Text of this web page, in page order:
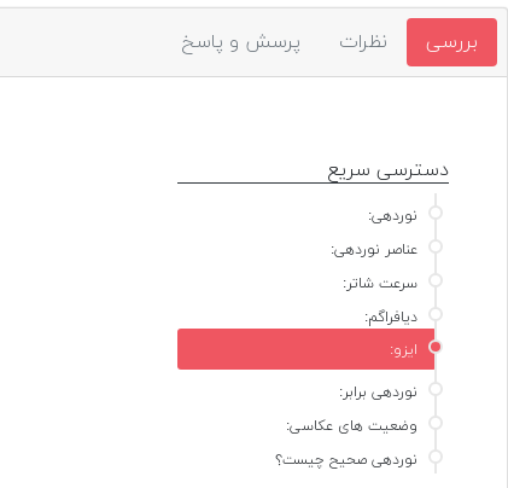
بررسی نظرات پرسش و پاسخ
دسترسی سریع
نوردهی:
عناصر نوردهی:
سرعت شاتر:
دیافراگم:
ایزو:
نوردهی برابر:
وضعیت های عکاسی:
نوردهی صحیح چیست؟